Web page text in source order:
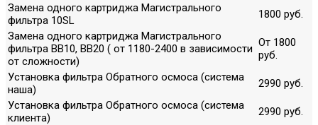
Замена одного картриджа Магистрального
фильтра 10SL
1800 руб.
Замена одного картриджа Магистрального
фильтра ВВ10, ВВ20 ( от 1180-2400 в зависимости
от сложности)
От 1800
руб.
Установка фильтра Обратного осмоса (система
наша)
2990 руб.
Установка фильтра Обратного осмоса (система
клиента)
2990 руб.